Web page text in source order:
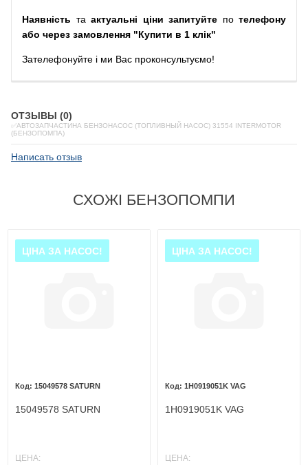
Наявність та актуальні ціни запитуйте по телефону
або через замовлення "Купити в 1 клік"
Зателефонуйте і ми Вас проконсультуємо!
ОТЗЫВЫ (0)
✅АВТОЗАПЧАСТИНА БЕНЗОНАСОС (ТОПЛИВНЫЙ НАСОС) 31554 INTERMOTOR
(БЕНЗОПОМПА)
Написать отзыв
СХОЖІ БЕНЗОПОМПИ
ЦІНА ЗА НАСОС!
15049578 SATURN
15049578 SATURN
ЦЕНА:
ЦІНА ЗА НАСОС!
1H0919051K VAG
1H0919051K VAG
ЦЕНА: